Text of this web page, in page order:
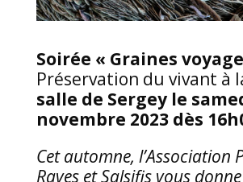
Soirée « Graines
Préservation du vivant à
salle de Sergey le
novembre 2023 dès
Cet automne, l’Association
Raves et Salsifis vous